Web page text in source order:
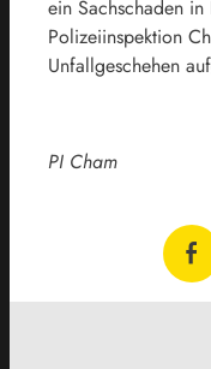
ein Sachschaden
Polizeiinspektion
Unfallgeschehen
PI Cham